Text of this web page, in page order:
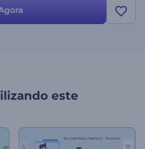
a conscientização sobre tópicos
informativo. Experimente
este